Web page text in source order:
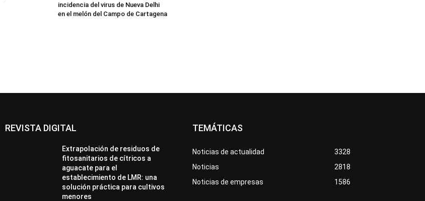
incidencia del virus de Nueva Delhi
en el melón del Campo de Cartagena
REVISTA DIGITAL
Extrapolación de residuos de
fitosanitarios de cítricos a
aguacate para el
establecimiento de LMR: una
solución práctica para cultivos
menores
TEMÁTICAS
Noticias de actualidad
3328
Noticias
2818
Noticias de empresas
1586